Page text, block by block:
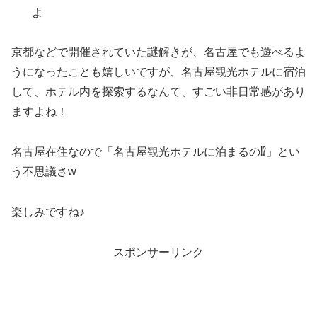
よ
京都などで開催されていた謎解きが、名古屋でも遊べるよ
うになったことも嬉しいですが、名古屋観光ホテルに宿泊
して、ホテル内を探索するなんて、すごい非日常感があり
ますよね！
名古屋在住なので「名古屋観光ホテルに泊まるの⁉」とい
う不思議さw
楽しみですね♪
スポンサーリンク